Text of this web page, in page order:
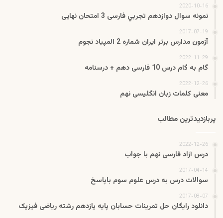
2020-10-16
نمونه سوال دوازدهم تجربي فارسی 3 امتحان نهایی
2017-07-19
آزمون مدارس برتر ایران شماره 2 المپیاد نجوم
2022-11-29
گام به گام درس 10 فارسی دهم + درسنامه
2022-12-26
معنی کلمات زبان انگلیسی نهم
پربازدیدترین مطالب
2022-12-26
درس آزاد فارسی نهم با جواب
2017-04-14
سوالات درس به درس علوم سوم باپاسخ
2017-08-07
دانلود رایگان حل تمرینات حسابان پایه یازدهم رشته ریاضی فیزیک